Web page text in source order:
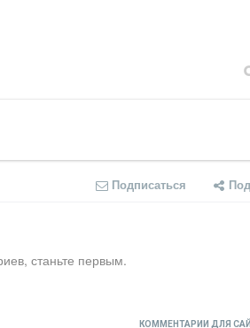
Подписаться
станьте первым.
КОММЕНТАРИИ ДЛЯ